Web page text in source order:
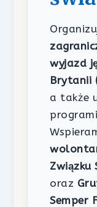
wyjazd
Brytanii
a także
Związku
oraz
Semper